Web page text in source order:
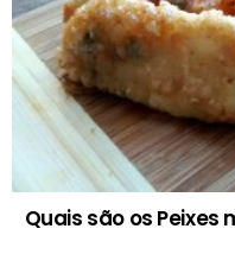
Quais são os